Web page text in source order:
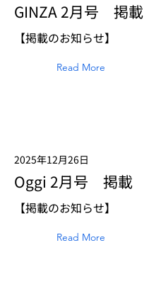
GINZA 2月号 掲載
【掲載のお知らせ】
Read More
2025年12月26日
Oggi 2月号 掲載
【掲載のお知らせ】
Read More